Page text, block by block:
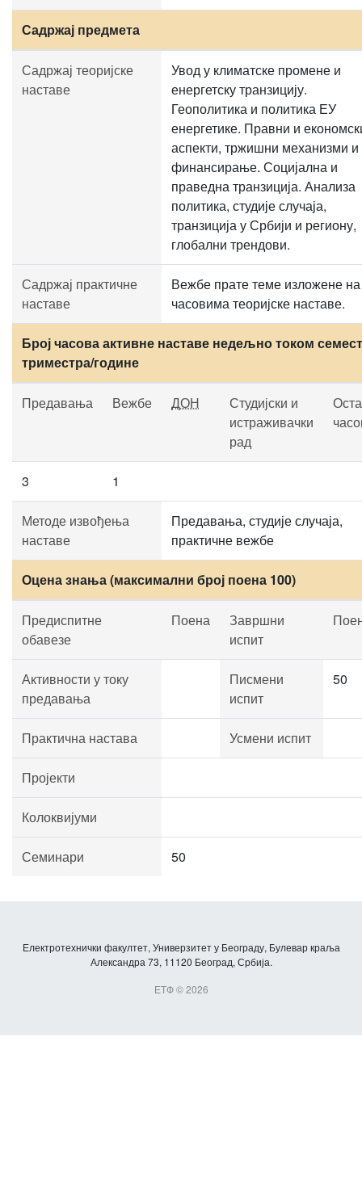
Садржај предмета
Садржај теоријске
наставе
Увод у климатске промене и
енергетску транзицију.
Геополитика и политика ЕУ
енергетике. Правни и
аспекти, тржишни механизми и
финансирање. Социјална и
праведна транзиција. Анализа
политика, студије случаја,
транзиција у Србији и региону,
глобални трендови.
Садржај практичне
наставе
Вежбе прате теме изложене на
часовима теоријске наставе.
Број часова активне наставе недељно током
триместра/године
Предавања Вежбе ДОН
Студијски и
истраживачки
рад
3 1
Методе извођења
наставе
Предавања, студије случаја,
практичне вежбе
Оцена знања (максимални број поена 100)
Предиспитне
обавезе
Поена
Завршни
испит
Активности у току
предавања
Писмени
испит
50
Практична настава Усмени испит
Пројекти
Колоквијуми
Семинари 50
Електротехнички факултет, Универзитет у Београду, Булевар краља
Александра 73, 11120 Београд, Србија.
ЕТФ © 2026